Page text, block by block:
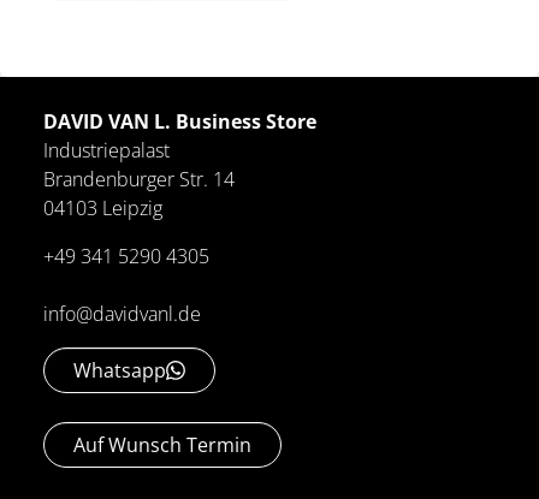
DAVID VAN L. Business Store
Industriepalast
Brandenburger Str. 14
04103 Leipzig
+49 341 5290 4305
info@davidvanl.de
Whatsapp
Auf Wunsch Termin